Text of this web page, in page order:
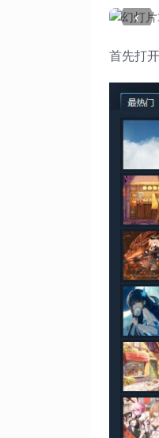
‹
首先打开